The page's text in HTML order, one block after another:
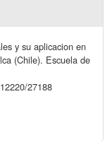
y su aplicacion en
(Chile). Escuela de
27188